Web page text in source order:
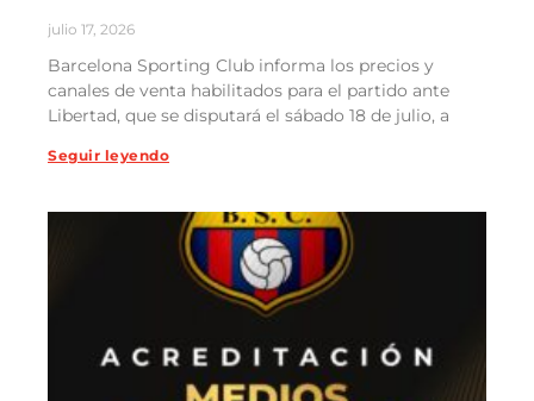
julio 17, 2026
Barcelona Sporting Club informa los precios y
canales de venta habilitados para el partido ante
Libertad, que se disputará el sábado 18 de julio, a
Seguir leyendo